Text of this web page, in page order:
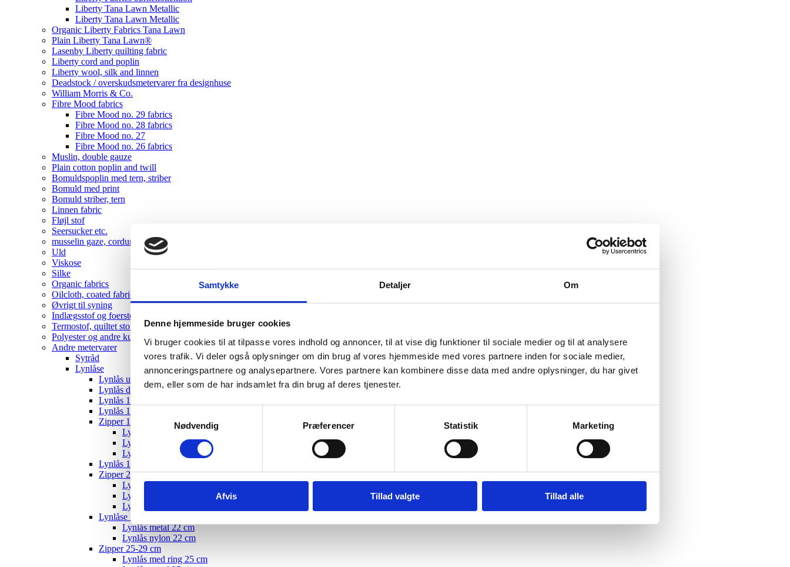
Samtykke Detaljer Om
Denne hjemmeside bruger cookies
Vi bruger cookies til at tilpasse vores indhold og annoncer, til at vise dig funktioner til sociale medier og til at analysere
vores trafik. Vi deler også oplysninger om din brug af vores hjemmeside med vores partnere inden for sociale medier,
annonceringspartnere og analysepartnere. Vores partnere kan kombinere disse data med andre oplysninger, du har givet
dem, eller som de har indsamlet fra din brug af deres tjenester.
Nødvendig
Præferencer Statistik Marketing
Afvis Tillad valgte Tillad alle
Liberty Tana Lawn Metallic
Liberty Tana Lawn Metallic
Organic Liberty Fabrics Tana Lawn
Plain Liberty Tana Lawn®
Lasenby Liberty quilting fabric
Liberty cord and poplin
Liberty wool, silk and linnen
Deadstock / overskudsmetervarer fra designhuse
William Morris & Co.
Fibre Mood fabrics
Fibre Mood no. 29 fabrics
Fibre Mood no. 28 fabrics
Fibre Mood no. 27
Fibre Mood no. 26 fabrics
Muslin, double gauze
Plain cotton poplin and twill
Bomuldspoplin med tern, striber
Bomuld med print
Bomuld striber, tern
Linnen fabric
Fløjl stof
Seersucker etc.
musselin gaze, corduroy , velvet
Uld
Viskose
Silke
Organic fabrics
Oilcloth, coated fabrics
Øvrigt til syning
Indlægsstof og foerstof
Termostof, quiltet stof
Polyester og andre kunststoffer
Andre metervarer
Sytråd
Lynlåse
Lynlås usynlig
Lynlås delbar
Lynlås 12 cm
Lynlås 15 cm
Zipper 10-19 cm
Lynlås med ring - 18 cm
Lynlås nylon 18 cm
Lynlås metal 22 cm
Lynlås 19 cm
Zipper 20-24 cm
Lynlås med ring 20 cm
Lynlås metal 20 cm
Lynlås nylon 20 cm
Lynlåse 22 cm
Lynlås metal 22 cm
Lynlås nylon 22 cm
Zipper 25-29 cm
Lynlås med ring 25 cm